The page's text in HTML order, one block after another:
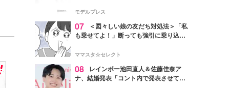
モデルプレス
07
＜図々しい娘の友だち対処法＞「私
も乗せてよ！」断っても強引に乗り込ん
ママスタ☆セレクト
08
レインボー池田直人＆佐藤佳奈ア
ナ、結婚発表「コント内で発表させてい